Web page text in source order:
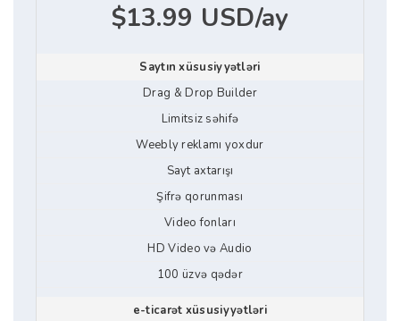
$13.99 USD/ay
Saytın xüsusiyyətləri
Drag & Drop Builder
Limitsiz səhifə
Weebly reklamı yoxdur
Sayt axtarışı
Şifrə qorunması
Video fonları
HD Video və Audio
100 üzvə qədər
e-ticarət xüsusiyyətləri